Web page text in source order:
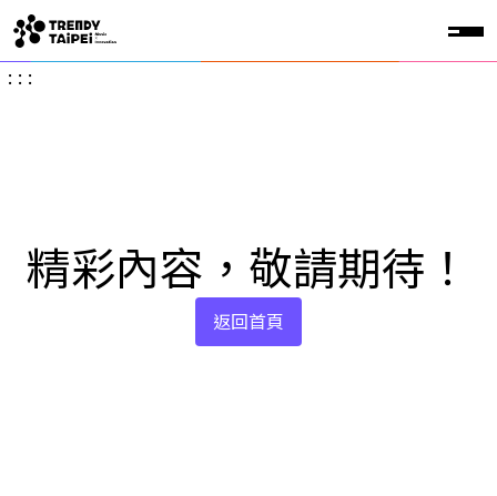
:::
精彩內容，敬請期待！
返回首頁